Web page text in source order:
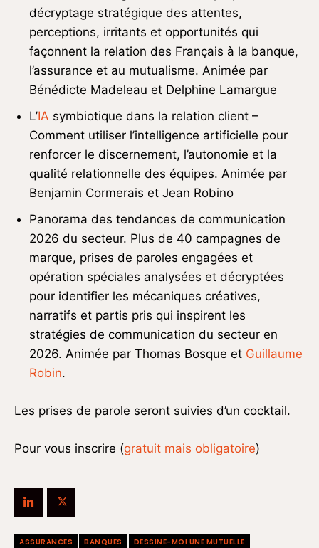
décryptage stratégique des attentes,
perceptions, irritants et opportunités qui
façonnent la relation des Français à la banque,
l’assurance et au mutualisme. Animée par
Bénédicte Madeleau et Delphine Lamargue
L’IA symbiotique dans la relation client –
Comment utiliser l’intelligence artificielle pour
renforcer le discernement, l’autonomie et la
qualité relationnelle des équipes. Animée par
Benjamin Cormerais et Jean Robino
Panorama des tendances de communication
2026 du secteur. Plus de 40 campagnes de
marque, prises de paroles engagées et
opération spéciales analysées et décryptées
pour identifier les mécaniques créatives,
narratifs et partis pris qui inspirent les
stratégies de communication du secteur en
2026. Animée par Thomas Bosque et Guillaume
Robin.
Les prises de parole seront suivies d’un cocktail.
Pour vous inscrire (gratuit mais obligatoire)
ASSURANCES BANQUES
DESSINE-MOI UNE MUTUELLE